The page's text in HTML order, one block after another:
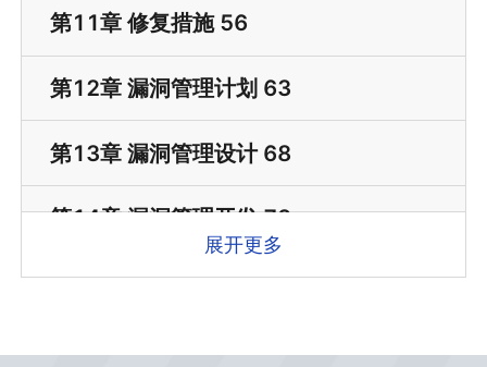
第11章 修复措施 56
第12章 漏洞管理计划 63
第13章 漏洞管理设计 68
第14章 漏洞管理开发 72
第15章 漏洞管理部署 98
展开更多